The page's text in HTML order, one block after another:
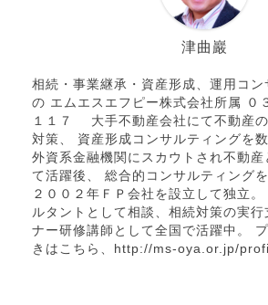
津曲巖
相続・事業継承・資産形成、運用コン
の エムエスエフピー株式会社所属 ０
１１７ 大手不動産会社にて不動産
対策、 資産形成コンサルティングを
外資系金融機関にスカウトされ不動産
て活躍後、 総合的コンサルティング
２００２年ＦＰ会社を設立して独立
ルタントとして相談、相続対策の実行
ナー研修講師として全国で活躍中。
きはこちら、http://ms-oya.or.jp/